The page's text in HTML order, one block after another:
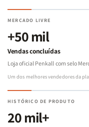
MERCADO LIVRE
+50 mil
Vendas concluídas
Loja oficial Penkall com selo
Um dos melhores vendedores da
HISTÓRICO DE PRODUTO
20 mil+